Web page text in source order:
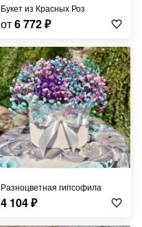
Букет из Красных Роз
от6 772₽
Разноцветная гипсофила
4 104₽